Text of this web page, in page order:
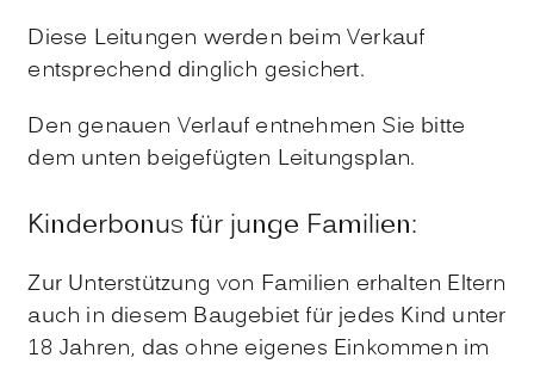
Diese Leitungen werden beim Verkauf
entsprechend dinglich gesichert.
Den genauen Verlauf entnehmen Sie bitte
dem unten beigefügten Leitungsplan.
Kinderbonus für junge Familien:
Zur Unterstützung von Familien erhalten Eltern
auch in diesem Baugebiet für jedes Kind unter
18 Jahren, das ohne eigenes Einkommen im